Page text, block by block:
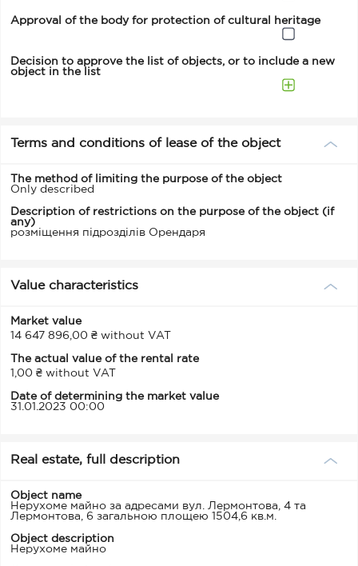
Approval of the body for protection of cultural heritage
Decision to approve the list of objects, or to include a new
object in the list
Terms and conditions of lease of the object
The method of limiting the purpose of the object
Only described
Description of restrictions on the purpose of the object (if
any)
розміщення підрозділів Орендаря
Value characteristics
Market value
14 647 896,00 ₴ without VAT
The actual value of the rental rate
1,00 ₴ without VAT
Date of determining the market value
31.01.2023 00:00
Real estate, full description
Object name
Нерухоме майно за адресами вул. Лермонтова, 4 та
Лермонтова, 6 загальною площею 1504,6 кв.м.
Object description
Нерухоме майно